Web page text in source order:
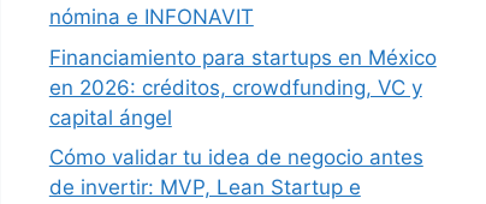
nómina e INFONAVIT
Financiamiento para startups en México
en 2026: créditos, crowdfunding, VC y
capital ángel
Cómo validar tu idea de negocio antes
de invertir: MVP, Lean Startup e